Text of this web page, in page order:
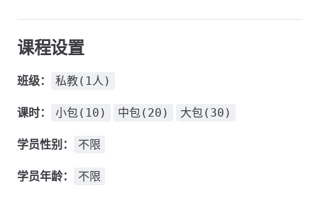
课程设置
班级： 私教(1人)
课时： 小包(10) 中包(20) 大包(30)
学员性别： 不限
学员年龄： 不限